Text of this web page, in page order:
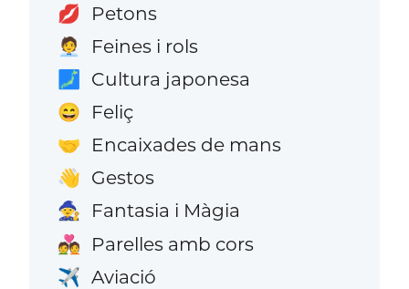
💋 Petons
🧑‍💼 Feines i rols
🗾 Cultura japonesa
😄 Feliç
🤝 Encaixades de mans
👋 Gestos
🧙 Fantasia i Màgia
💑 Parelles amb cors
✈️ Aviació